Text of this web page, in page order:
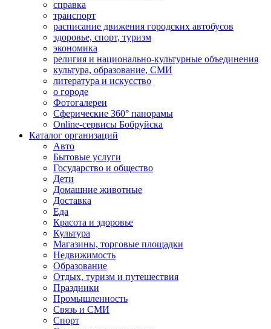
справка
транспорт
расписание движения городских автобусов
здоровье, спорт, туризм
экономика
религия и национально-культурные объединения
культура, образование, СМИ
литература и искусство
о городе
Фотогалереи
Сферические 360° панорамы
Online-сервисы Бобруйска
Каталог организаций
Авто
Бытовые услуги
Государство и общество
Дети
Домашние животные
Доставка
Еда
Красота и здоровье
Культура
Магазины, торговые площадки
Недвижимость
Образование
Отдых, туризм и путешествия
Праздники
Промышленность
Связь и СМИ
Спорт